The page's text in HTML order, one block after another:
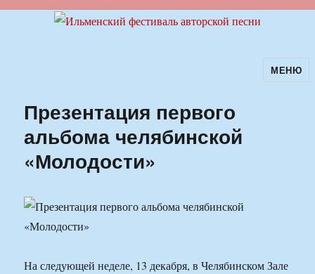
Ильменский фестиваль авторскойМЕНЮ
Презентация первого
альбома челябинской
«Молодости»
На следующей неделе, 13 декабря, в Челябинском Зале